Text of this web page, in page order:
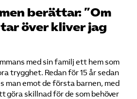
berättar: ”Om
över kliver jag
med sin familj ett hem som
trygghet. Redan för 15 år sedan
man emot de första barnen, med
göra skillnad för de som behöver